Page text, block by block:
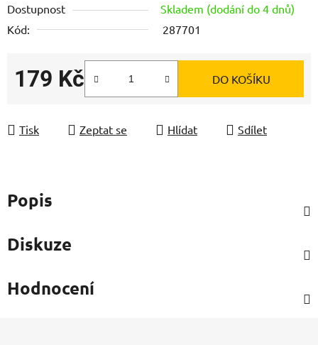
Dostupnost
Skladem (dodání do 4 dnů)
Kód:
287701
179 Kč DO KOŠÍKU
Tisk Zeptat se Hlídat Sdílet
Popis
Diskuze
Hodnocení